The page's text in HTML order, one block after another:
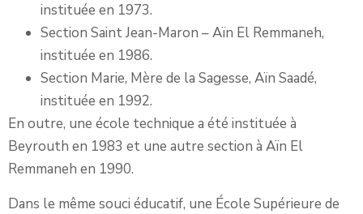
instituée en 1973.
Section Saint Jean-Maron – Aïn El Remmaneh,
instituée en 1986.
Section Marie, Mère de la Sagesse, Aïn Saadé,
instituée en 1992.
En outre, une école technique a été instituée à
Beyrouth en 1983 et une autre section à Aïn El
Remmaneh en 1990.
Dans le même souci éducatif, une École Supérieure de